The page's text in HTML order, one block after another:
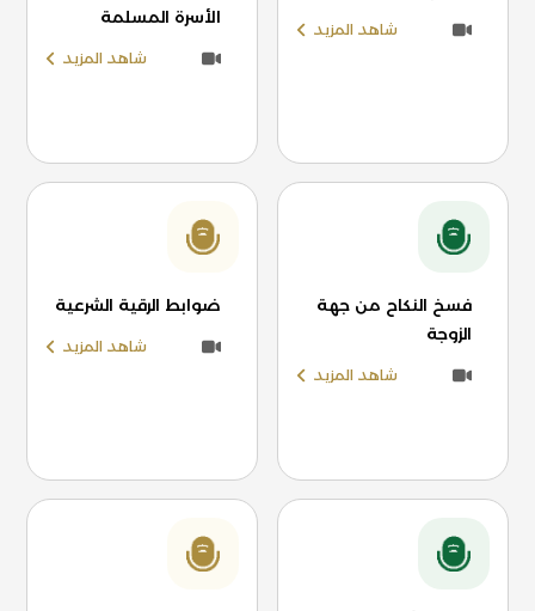
شاهد المزيد
الأسرة المسلمة
شاهد المزيد
فسخ النكاح من جهة
الزوجة
شاهد المزيد
ضوابط الرقية الشرعية
شاهد المزيد